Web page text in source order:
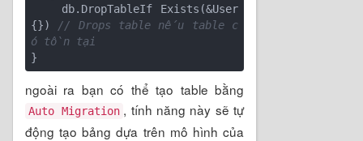
{}) // Drops table nếu table c
ó tồn tại
ngoài ra bạn có thể tạo table bằng
Auto Migration , tính năng này sẽ tự
động tạo bảng dựa trên mô hình của